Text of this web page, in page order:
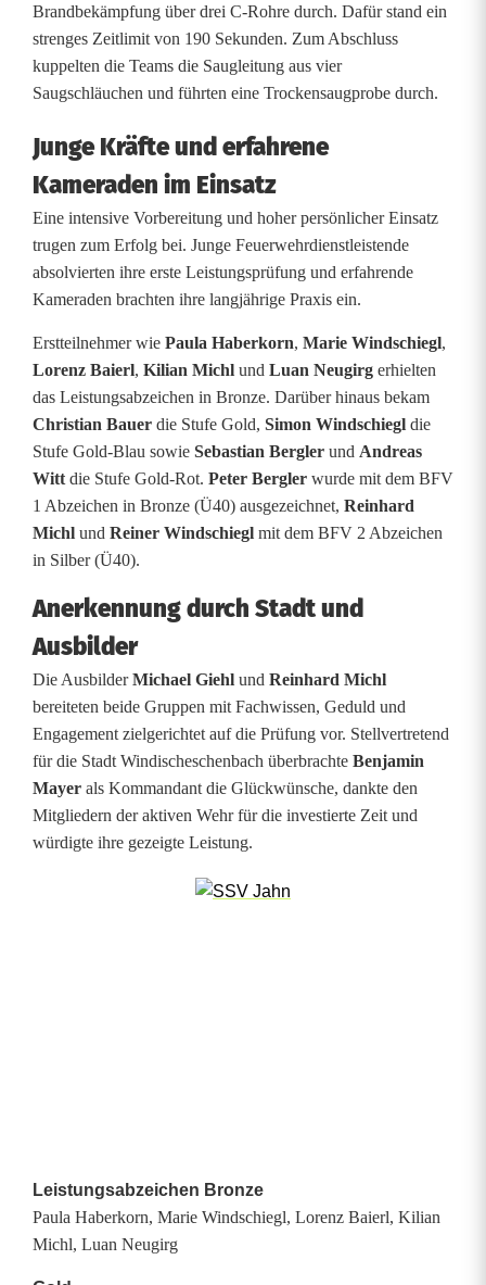
h
t
L
e
i
s
t
u
n
g
s
p
r
ü
f
u
n
g
m
i
t
p
e
Brandbekämpfung über drei C-Rohre durch. Dafür stand ein
strenges Zeitlimit von 190 Sekunden. Zum Abschluss
kuppelten die Teams die Saugleitung aus vier
Saugschläuchen und führten eine Trockensaugprobe durch.
Junge Kräfte und erfahrene
Kameraden im Einsatz
Eine intensive Vorbereitung und hoher persönlicher Einsatz
trugen zum Erfolg bei. Junge Feuerwehrdienstleistende
absolvierten ihre erste Leistungsprüfung und erfahrende
Kameraden brachten ihre langjährige Praxis ein.
Erstteilnehmer wie Paula Haberkorn, Marie Windschiegl,
Lorenz Baierl, Kilian Michl und Luan Neugirg erhielten
das Leistungsabzeichen in Bronze. Darüber hinaus bekam
Christian Bauer die Stufe Gold, Simon Windschiegl die
Stufe Gold-Blau sowie Sebastian Bergler und Andreas
Witt die Stufe Gold-Rot. Peter Bergler wurde mit dem BFV
1 Abzeichen in Bronze (Ü40) ausgezeichnet, Reinhard
Michl und Reiner Windschiegl mit dem BFV 2 Abzeichen
in Silber (Ü40).
Anerkennung durch Stadt und
Ausbilder
Die AusbilderMichael Giehl und Reinhard Michl
bereiteten beide Gruppen mit Fachwissen, Geduld und
Engagement zielgerichtet auf die Prüfung vor. Stellvertretend
für die Stadt Windischeschenbach überbrachte Benjamin
Mayer als Kommandant die Glückwünsche, dankte den
Mitgliedern der aktiven Wehr für die investierte Zeit und
würdigte ihre gezeigte Leistung.
Leistungsabzeichen Bronze
Paula Haberkorn, Marie Windschiegl, Lorenz Baierl, Kilian
Michl, Luan Neugirg